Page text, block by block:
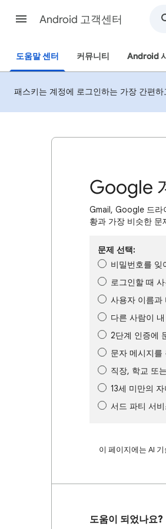
Android 고객센터
도움말 센터 커뮤니티 Android
패스키는 계정에 로그인하는 가장 간편
Google
Gmail, Google 드라
황과 가장 비슷한
문제 선택:
비밀번호를 잊
로그인할 때
사용자 이름과
다른 사람이
2단계 인증에
문자 메시지를
직장, 학교 또
13세 미만의
서드 파티 서
이 페이지에는 AI
도움이 되었나요?